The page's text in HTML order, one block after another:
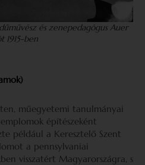
és zenepedagógus Auer
1915-ben
műegyetemi tanulmányai
építészeként
például a Keresztelő Szent
a pennsylvaniai
visszatért Magyarországra, s